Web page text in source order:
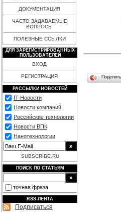
ДОКУМЕНТАЦИЯ
ЧАСТО ЗАДАВАЕМЫЕ
ВОПРОСЫ
ПОЛЕЗНЫЕ ССЫЛКИ
ДЛЯ ЗАРЕГИСТРИРОВАННЫХ
ПОЛЬЗОВАТЕЛЕЙ
ВХОД
РЕГИСТРАЦИЯ
РАССЫЛКИ НОВОСТЕЙ
IT-Новости
Новости компаний
Российские технологии
Новости ВПК
Нанотехнологии
SUBSCRIBE.RU
ПОИСК ПО СТАТЬЯМ
точная фраза
RSS-ЛЕНТА
Подписаться